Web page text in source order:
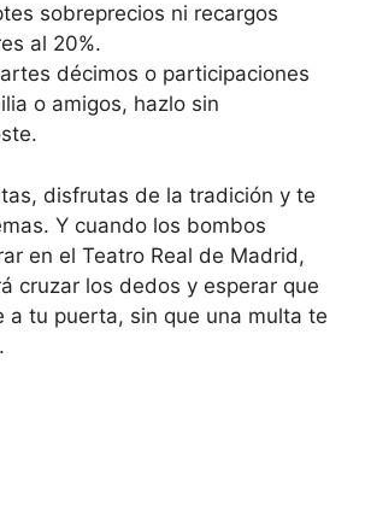
sobreprecios ni recargos
al 20%.
décimos o participaciones
o amigos, hazlo sin
disfrutas de la tradición y te
Y cuando los bombos
en el Teatro Real de Madrid,
cruzar los dedos y esperar que
a tu puerta, sin que una multa te